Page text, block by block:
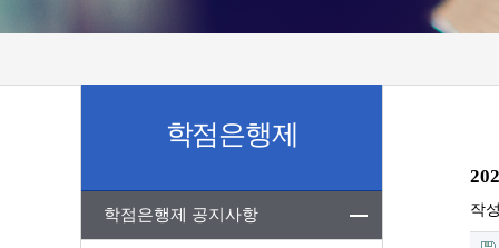
학점은행제
학점은행제 공지사항 작